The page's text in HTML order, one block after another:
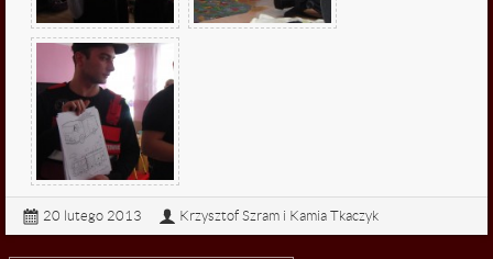
20 lutego 2013 Krzysztof Szram i Kamia Tkaczyk